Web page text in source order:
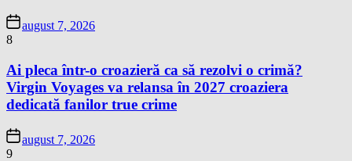
august 7, 2026
8
Ai pleca într-o croazieră ca să rezolvi o crimă?
Virgin Voyages va relansa în 2027 croaziera
dedicată fanilor true crime
august 7, 2026
9